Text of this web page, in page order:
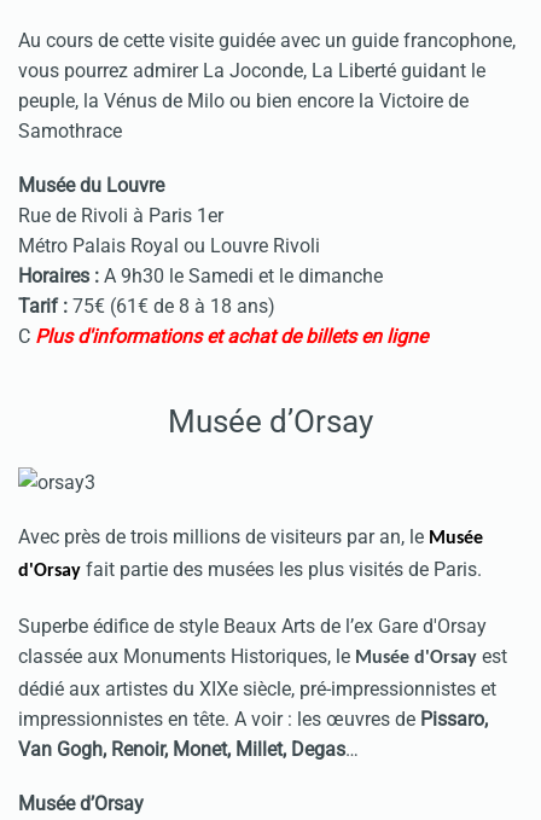
Au cours de cette visite guidée avec un guide francophone,
vous pourrez admirer La Joconde, La Liberté guidant le
peuple, la Vénus de Milo ou bien encore la Victoire de
Samothrace
Musée du Louvre
Rue de Rivoli à Paris 1er
Métro Palais Royal ou Louvre Rivoli
Horaires : A 9h30 le Samedi et le dimanche
Tarif : 75€ (61€ de 8 à 18 ans)
C Plus d'informations et achat de billets en ligne
Musée d’Orsay
Avec près de trois millions de visiteurs par an, le Musée
d'Orsay fait partie des musées les plus visités de Paris.
Superbe édifice de style Beaux Arts de l’ex Gare d'Orsay
classée aux Monuments Historiques, le Musée d'Orsay est
dédié aux artistes du XIXe siècle, pré-impressionnistes et
impressionnistes en tête. A voir : les œuvres de Pissaro,
Van Gogh, Renoir, Monet, Millet, Degas…
Musée d’Orsay